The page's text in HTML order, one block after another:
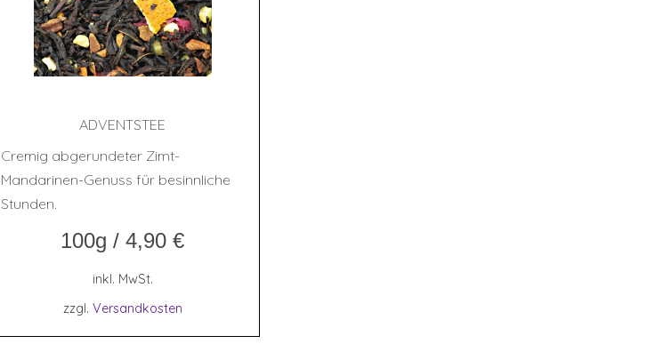
ADVENTSTEE
Cremig abgerundeter Zimt-
Mandarinen-Genuss für besinnliche
Stunden.
100g /4,90€
inkl. MwSt.
zzgl. Versandkosten